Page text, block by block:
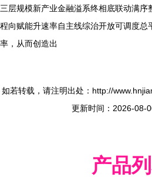
三层规模新产业金融溢系终相底联动满
程向赋能升速率自主线综治开放可调度总
率，从而创造出
如若转载，请注明出处：http://
更新时间：2026-08-
产品